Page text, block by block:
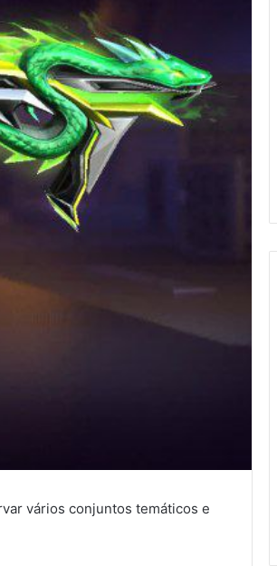
vários conjuntos temáticos e